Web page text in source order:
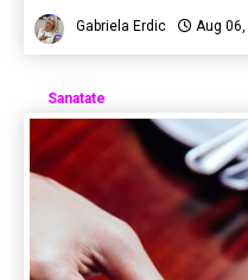
Gabriela Erdic Aug
Sanatate